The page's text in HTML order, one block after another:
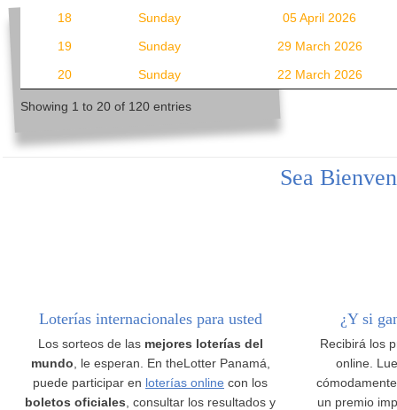
18
Sunday
05 April 2026
19
Sunday
29 March 2026
20
Sunday 22 March 2026
Showing 1 to 20 of 120 entries
Sea
Loterías internacionales para usted
Los sorteos de las mejores loterías del
mundo , le esperan. En theLotter Panamá,
puede participar en loterías online con los
boletos oficiales , consultar los resultados y
¿Y si
Recibirá los
online.
un premio